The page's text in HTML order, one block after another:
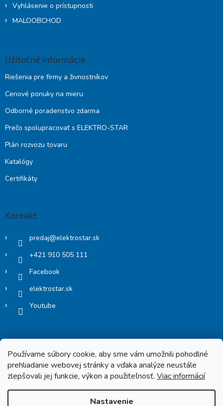
Používame súbory cookie, aby sme vám umožnili pohodlné
prehliadanie webovej stránky a vďaka analýze neustále
zlepšovali jej funkcie, výkon a použiteľnosť. Viac informácií
Nastavenie
Vyhlásenie o prístupnosti
MALOOBCHOD
Užitočné informácie
Riešenia pre firmy a živnostníkov
Cenové ponuky na mieru
Odborné poradenstvo zdarma
Prečo spolupracovať s ELEKTRO-STAR
Plán rozvozu tovaru
Katalógy
Certifikáty
Kontakt
predaj@elektrostar.sk
+421 910 505 111
Facebook
elektrostar.sk
Youtube
Copyright 2026Elektrostar.shop. Všetky práva vyhradené.